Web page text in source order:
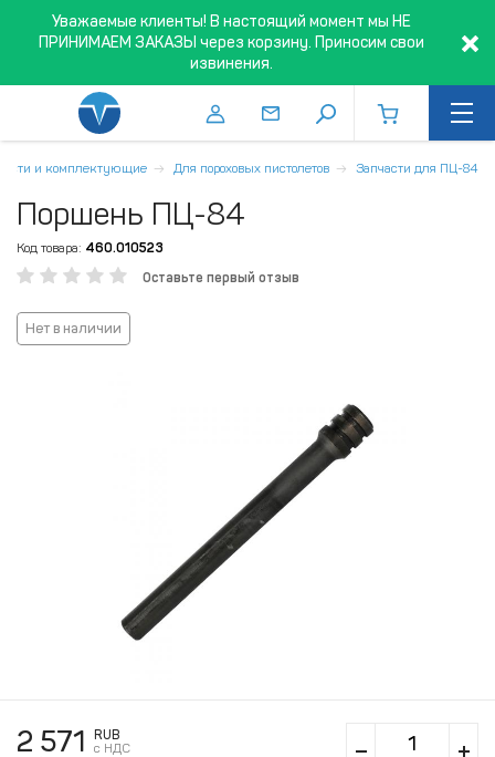
Уважаемые клиенты! В настоящий момент мы НЕ
ПРИНИМАЕМ ЗАКАЗЫ через корзину. Приносим свои
извинения.
и комплектующие Для пороховых пистолетов Запчасти для ПЦ-84
Поршень ПЦ-84
Код товара: 460.010523
Оставьте первый отзыв
Нет в наличии
2 571
RUB
c НДС